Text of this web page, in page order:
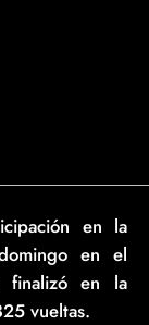
en la
en el
finalizó en la
vueltas.